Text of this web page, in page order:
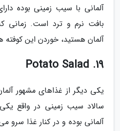
آلمانی با سیب زمینی بوده
بافت نرم و ترد است. زمانی
آلمان هستید، خوردن این کوفته ها
19. Potato Salad
سالاد سیب زمینی در واقع
آلمانی بوده و در کنار غذا سرو